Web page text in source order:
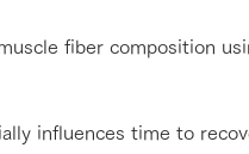
fiber composition
influences time to